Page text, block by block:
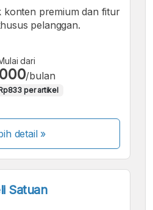
konten premium dan fitur
pelanggan.
dari
/bulan
per artikel
detail »
Satuan